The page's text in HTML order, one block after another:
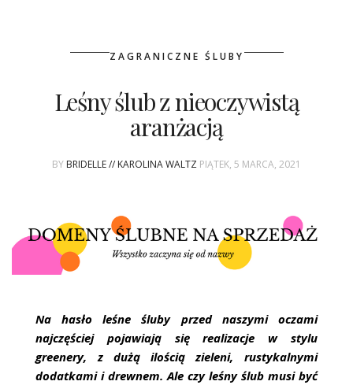
ŚLUBNE STYLE
ARCHIWUM
ZAGRANICZNE ŚLUBY
Leśny ślub z nieoczywistą
aranżacją
BY BRIDELLE // KAROLINA WALTZ PIĄTEK, 5 MARCA, 2021
Na hasło leśne śluby przed naszymi oczami
najczęściej pojawiają się realizacje w stylu
greenery, z dużą ilością zieleni, rustykalnymi
dodatkami i drewnem. Ale czy leśny ślub musi być